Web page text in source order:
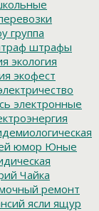
группа
штрафы
экология
экофест
электронные
юмор Юные
Чайка
ремонт
ясли ящур